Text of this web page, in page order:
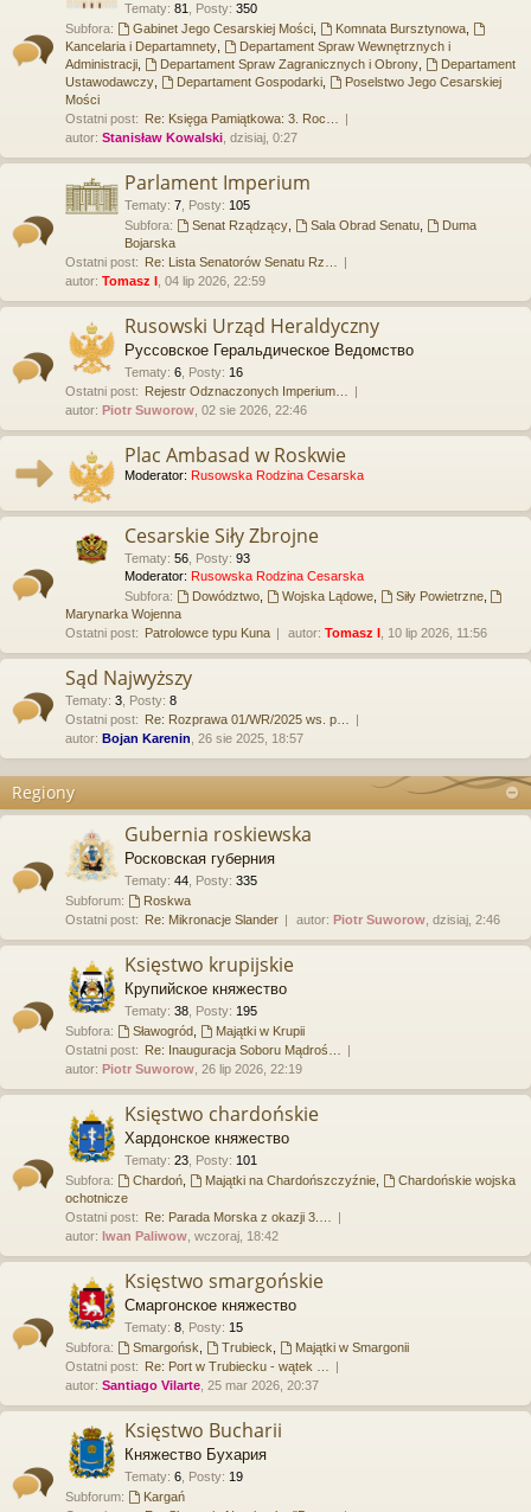
Tematy: 81 Posty: 350
Subfora:
Gabinet Jego Cesarskiej Mości, Komnata Bursztynowa,
Kancelaria i Departamnety
Departament Spraw Wewnętrznych i
Administracji
Departament Spraw Zagranicznych i Obrony,
Departament
Ustawodawczy
Departament Gospodarki,
Poselstwo Jego Cesarskiej
Mości
Ostatni post: Re: Księga Pamiątkowa: 3. Roc…
autor: Stanisław Kowalski , dzisiaj, 0:27
Parlament Imperium
Tematy: 7 Posty: 105
Subfora:
Senat Rządzący, Sala Obrad Senatu,
Duma
Bojarska
Ostatni post: Re: Lista Senatorów Senatu Rz…
autor: Tomasz I , 04 lip 2026, 22:59
Rusowski Urząd Heraldyczny
Руссовское Геральдическое Ведомство
Tematy: 6 Posty: 16
Ostatni post: Rejestr Odznaczonych Imperium…
autor: Piotr Suworow , 02 sie 2026, 22:46
Plac Ambasad w Roskwie
Moderator: Rusowska Rodzina Cesarska
Cesarskie Siły Zbrojne
Tematy: 56 Posty: 93
Moderator: Rusowska Rodzina Cesarska
Subfora:
Dowództwo, Wojska Lądowe, Siły Powietrzne,
Marynarka Wojenna
Ostatni post: Patrolowce typu Kuna autor: Tomasz I , 10 lip 2026, 11:56
Sąd Najwyższy
Tematy: 3 Posty: 8
Ostatni post: Re: Rozprawa 01/WR/2025 ws. p…
autor: Bojan Karenin , 26 sie 2025, 18:57
Regiony
Gubernia roskiewska
Росковская губерния
Tematy: 44 Posty: 335
Subforum:
Roskwa
Ostatni post: Re: Mikronacje Slander autor: Piotr Suworow , dzisiaj, 2:46
Księstwo krupijskie
Крупийское княжество
Tematy: 38 Posty: 195
Subfora:
Sławogród,
Majątki w Krupii
Ostatni post: Re: Inauguracja Soboru Mądroś…
autor: Piotr Suworow , 26 lip 2026, 22:19
Księstwo chardońskie
Хардонское княжество
Tematy: 23 Posty: 101
Subfora:
Chardoń, Majątki na Chardońszczyźnie,
Chardońskie wojska
ochotnicze
Ostatni post: Re: Parada Morska z okazji 3.…
autor: Iwan Paliwow , wczoraj, 18:42
Księstwo smargońskie
Смаргонское княжество
Tematy: 8 Posty: 15
Subfora:
Smargońsk Trubieck
Majątki w Smargonii
Ostatni post: Re: Port w Trubiecku - wątek …
autor: Santiago Vilarte , 25 mar 2026, 20:37
Księstwo Bucharii
Княжество Бухария
Tematy: 6 Posty: 19
Subforum:
Kargań